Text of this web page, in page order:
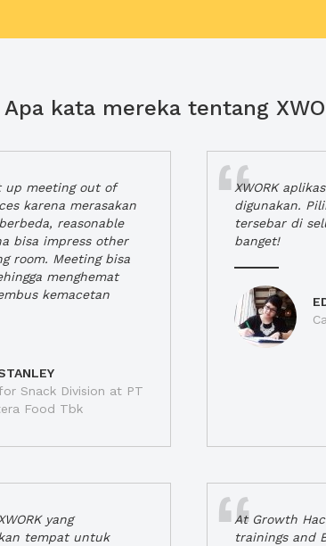
Apa kata mereka tentang
up meeting out of
karena merasakan
reasonable
bisa impress other
room. Meeting bisa
menghemat
kemacetan
Snack Division at PT
Food Tbk
XWORK
digunakan.
tersebar di
banget!
yang
tempat untuk
At Growth
trainings and